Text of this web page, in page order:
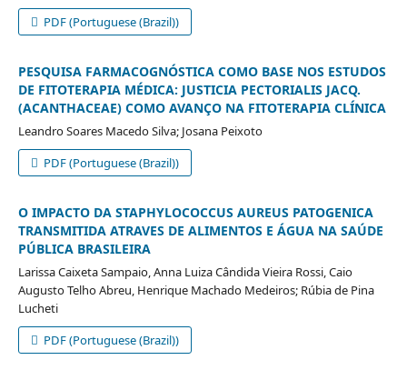
PDF (Portuguese (Brazil))
PESQUISA FARMACOGNÓSTICA COMO BASE NOS ESTUDOS
DE FITOTERAPIA MÉDICA: JUSTICIA PECTORIALIS JACQ.
(ACANTHACEAE) COMO AVANÇO NA FITOTERAPIA CLÍNICA
Leandro Soares Macedo Silva; Josana Peixoto
PDF (Portuguese (Brazil))
O IMPACTO DA STAPHYLOCOCCUS AUREUS PATOGENICA
TRANSMITIDA ATRAVES DE ALIMENTOS E ÁGUA NA SAÚDE
PÚBLICA BRASILEIRA
Larissa Caixeta Sampaio, Anna Luiza Cândida Vieira Rossi, Caio
Augusto Telho Abreu, Henrique Machado Medeiros; Rúbia de Pina
Lucheti
PDF (Portuguese (Brazil))